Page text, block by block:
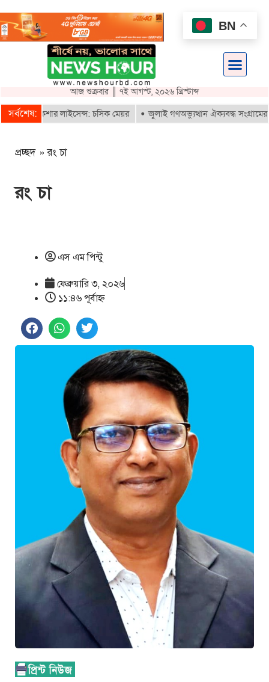
আজ শুক্রবার ║ ৭ই আগস্ট, ২০২৬ খ্রিস্টাব্দ
সর্বশেষ:
ই-রিকশার লাইসেন্স: চসিক মেয়র জুলাই গণঅভ্যুত্থান ঐক্যবদ্ধ সংগ্রামের এক
প্রচ্ছদ »রং চা
রং চা
এস এম পিন্টু
ফেব্রুয়ারি ৩, ২০২৬
১১:৪৬ পূর্বাহ্ণ
BN